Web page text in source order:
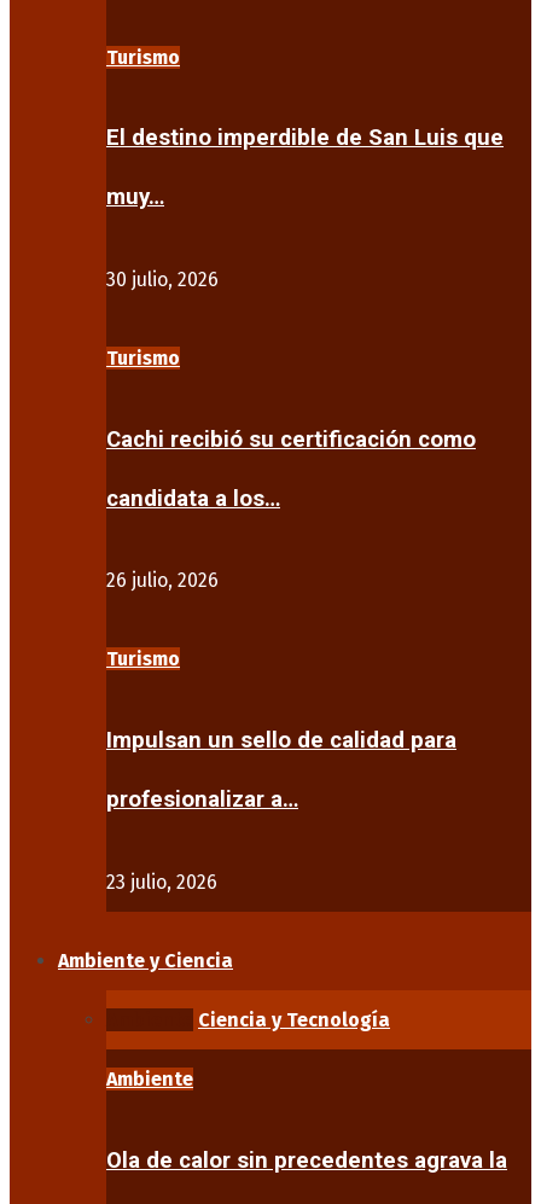
Turismo
El destino imperdible de San Luis que
muy…
30 julio, 2026
Turismo
Cachi recibió su certificación como
candidata a los…
26 julio, 2026
Turismo
Impulsan un sello de calidad para
profesionalizar a…
23 julio, 2026
Ambiente y Ciencia
Ciencia y Tecnología
Ambiente
Ola de calor sin precedentes agrava la